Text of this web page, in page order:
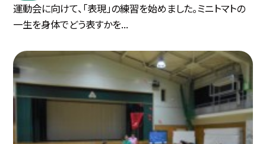
運動会に向けて、「表現」の練習を始めました。ミニトマトの
一生を身体でどう表すかを...